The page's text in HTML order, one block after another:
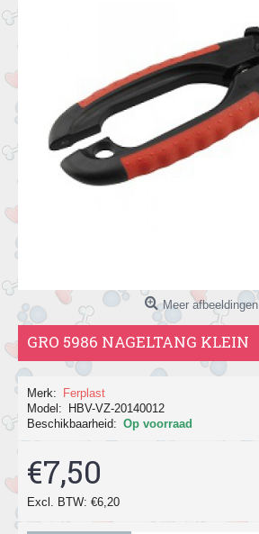
Meer afbeeldingen
GRO 5986 NAGELTANG KLEIN
Merk:
Ferplast
Model:
HBV-VZ-20140012
Beschikbaarheid: Op voorraad
€7,50
Excl. BTW: €6,20